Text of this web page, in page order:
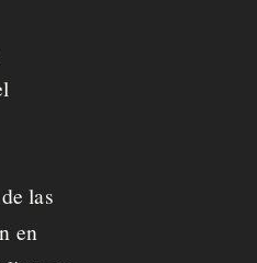
las
en